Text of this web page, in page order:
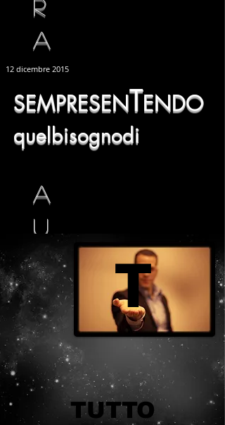
A
U
R
A
R
A
SEMPRESENTENDO
quelbisognodi
dolce ebrezza di fine stagione
12 dicembre 2015
T
TUTTO